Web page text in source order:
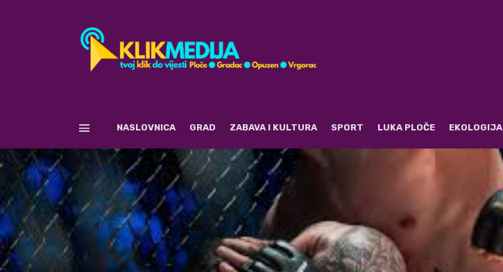
NASLOVNICA GRAD ZABAVA I KULTURA SPORT LUKA PLOČE EKOLOGIJA